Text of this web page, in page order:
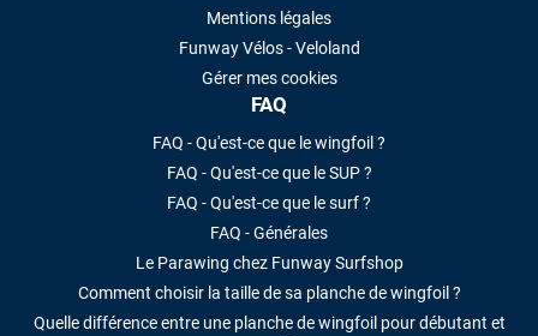
Mentions légales
Funway Vélos - Veloland
Gérer mes cookies
FAQ
FAQ - Qu'est-ce que le wingfoil ?
FAQ - Qu'est-ce que le SUP ?
FAQ - Qu'est-ce que le surf ?
FAQ - Générales
Le Parawing chez Funway Surfshop
Comment choisir la taille de sa planche de wingfoil ?
Quelle différence entre une planche de wingfoil pour débutant et